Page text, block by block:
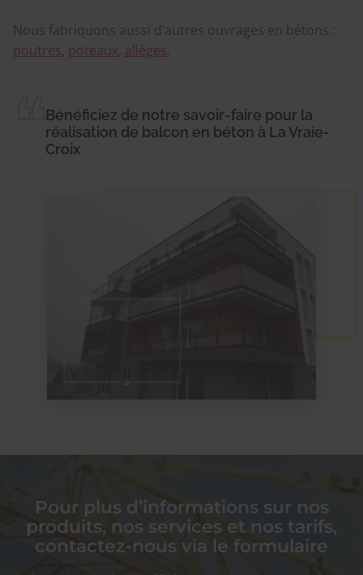
Nous fabriquons aussi d’autres ouvrages en bétons :
poutres poteaux allèges
Bénéficiez de notre savoir-faire pour la
réalisation de balcon en béton à La Vraie-
Croix
Pour plus d’informations sur nos
produits, nos services et nos tarifs,
contactez-nous via le formulaire